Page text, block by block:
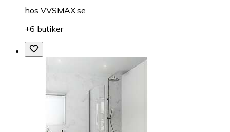
hos VVSMAX.se
+6 butiker